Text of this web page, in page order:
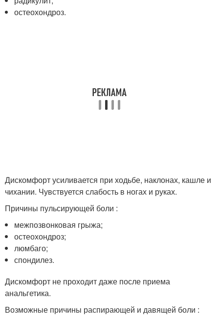
остеохондроз.
Дискомфорт усиливается при ходьбе, наклонах, кашле и
чихании. Чувствуется слабость в ногах и руках.
Причины пульсирующей боли :
межпозвонковая грыжа;
остеохондроз;
люмбаго;
спондилез.
Дискомфорт не проходит даже после приема
анальгетика.
Возможные причины распирающей и давящей боли :